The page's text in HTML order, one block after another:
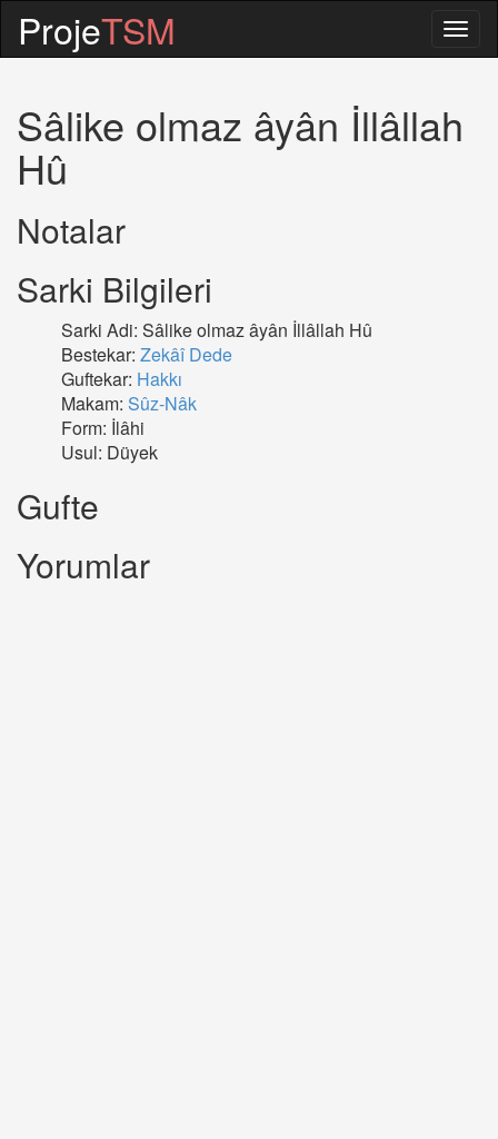
ProjeTSM
Sâlike olmaz âyân İllâllah
Hû
Notalar
Sarki Bilgileri
Sarki Adi: Sâlike olmaz âyân İllâllah Hû
Bestekar: Zekâî Dede
Guftekar: Hakkı
Makam: Sûz-Nâk
Form: İlâhi
Usul: Düyek
Gufte
Yorumlar